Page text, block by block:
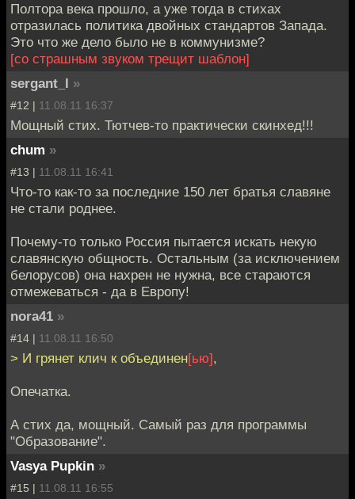
Полтора века прошло, а уже тогда в стихах
отразилась политика двойных стандартов Запада.
Это что же дело было не в коммунизме?
[со страшным звуком трещит шаблон]
sergant_l »
#12 | 11.08.11 16:37
Мощный стих. Тютчев-то практически скинхед!!!
chum »
#13 | 11.08.11 16:41
Что-то как-то за последние 150 лет братья славяне
не стали роднее.
Почему-то только Россия пытается искать некую
славянскую общность. Остальным (за исключением
белорусов) она нахрен не нужна, все стараются
отмежеваться - да в Европу!
nora41 »
#14 | 11.08.11 16:50
> И грянет клич к объединен[ью],
Опечатка.
А стих да, мощный. Самый раз для программы
"Образование".
Vasya Pupkin »
#15 | 11.08.11 16:55